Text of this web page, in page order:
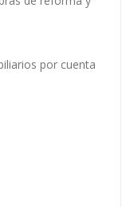
por cuenta